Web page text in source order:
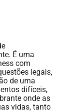
É uma
com
legais,
de uma
difíceis,
onde as
vidas, tanto